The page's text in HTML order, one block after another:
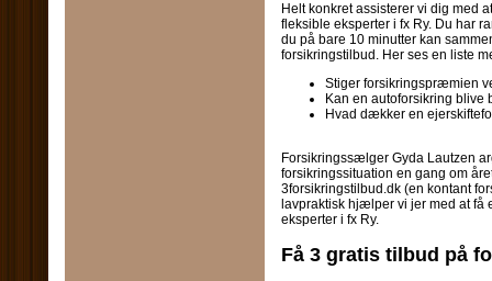
Helt konkret assisterer vi dig med
fleksible eksperter i fx Ry. Du har
du på bare 10 minutter kan
forsikringstilbud. Her ses en liste
Stiger forsikringspræmien
Kan en autoforsikring blive
Hvad dækker en
Forsikringssælger Gyda Lautzen
forsikringssituation en gang om
3forsikringstilbud.dk (en kontant
lavpraktisk hjælper vi jer med at
eksperter i fx Ry.
Få 3 gratis tilbud på